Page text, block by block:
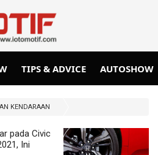
TIPS & ADVICE AUTOSHOW
KENDARAAN
pada Civic
Ini